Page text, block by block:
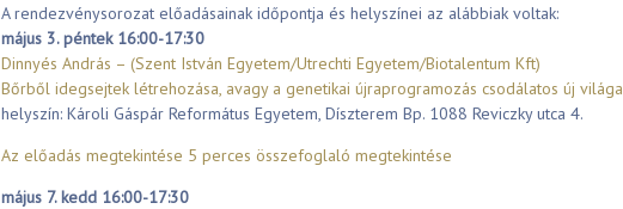
A rendezvénysorozat előadásainak időpontja és helyszínei az alábbiak voltak:
május 3. péntek 16:00-17:30
Dinnyés András – (Szent István Egyetem/Utrechti Egyetem/Biotalentum Kft)
Bőrből idegsejtek létrehozása, avagy a genetikai újraprogramozás csodálatos új világa
helyszín: Károli Gáspár Református Egyetem, Díszterem Bp. 1088 Reviczky utca 4.
Az előadás megtekintése 5 perces összefoglaló megtekintése
május 7. kedd 16:00-17:30